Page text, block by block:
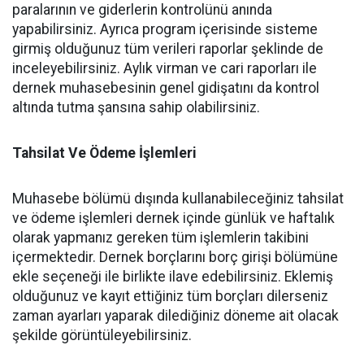
paralarının ve giderlerin kontrolünü anında
yapabilirsiniz. Ayrıca program içerisinde sisteme
girmiş olduğunuz tüm verileri raporlar şeklinde de
inceleyebilirsiniz. Aylık virman ve cari raporları ile
dernek muhasebesinin genel gidişatını da kontrol
altında tutma şansına sahip olabilirsiniz.
Tahsilat Ve Ödeme İşlemleri
Muhasebe bölümü dışında kullanabileceğiniz tahsilat
ve ödeme işlemleri dernek içinde günlük ve haftalık
olarak yapmanız gereken tüm işlemlerin takibini
içermektedir. Dernek borçlarını borç girişi bölümüne
ekle seçeneği ile birlikte ilave edebilirsiniz. Eklemiş
olduğunuz ve kayıt ettiğiniz tüm borçları dilerseniz
zaman ayarları yaparak dilediğiniz döneme ait olacak
şekilde görüntüleyebilirsiniz.